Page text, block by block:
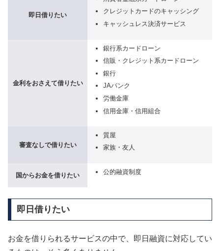
即日借りたい
クレジットカードのキャッシング
キャッシュレス決済サービス
金利をおさえて借りたい
銀行系カードローン
信販・クレジット系カードローン
銀行
JAバンク
労働金庫
信用金庫・信用組合
審査なしで借りたい
質屋
家族・友人
国からお金を借りたい 公的融資制度
即日借りたい
お金を借りられるサービスの中で、即日融資に対応してい